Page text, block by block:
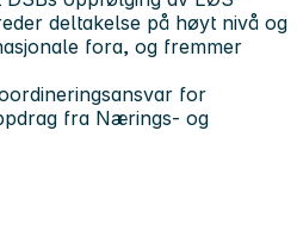
deltakelse på høyt nivå og
fora, og fremmer
for
fra Nærings- og